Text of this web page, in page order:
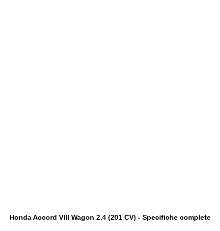
Honda Accord VIII Wagon 2.4 (201 CV) - Specifiche complete